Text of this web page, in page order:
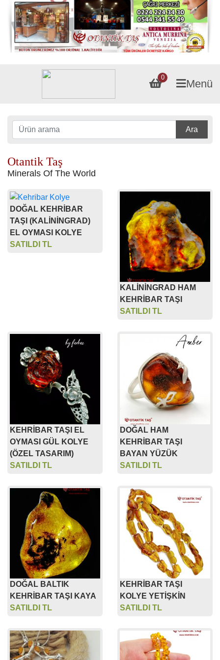
0
Menü
Ara
Otantik Taş
Minerals Of The World
DOĞAL KEHRİBAR
TAŞI (KALİNİNGRAD)
EL OYMASI KOLYE
SATILDI TL
KALİNİNGRAD HAM
KEHRİBAR TAŞI
SATILDI TL
KEHRİBAR TAŞI EL
OYMASI GÜL KOLYE
(ÖZEL TASARIM)
SATILDI TL
DOĞAL HAM
KEHRİBAR TAŞI
BAYAN YÜZÜK
SATILDI TL
DOĞAL BALTIK
KEHRİBAR TAŞI KAYA
SATILDI TL
KEHRİBAR TAŞI
KOLYE YETİŞKİN
SATILDI TL